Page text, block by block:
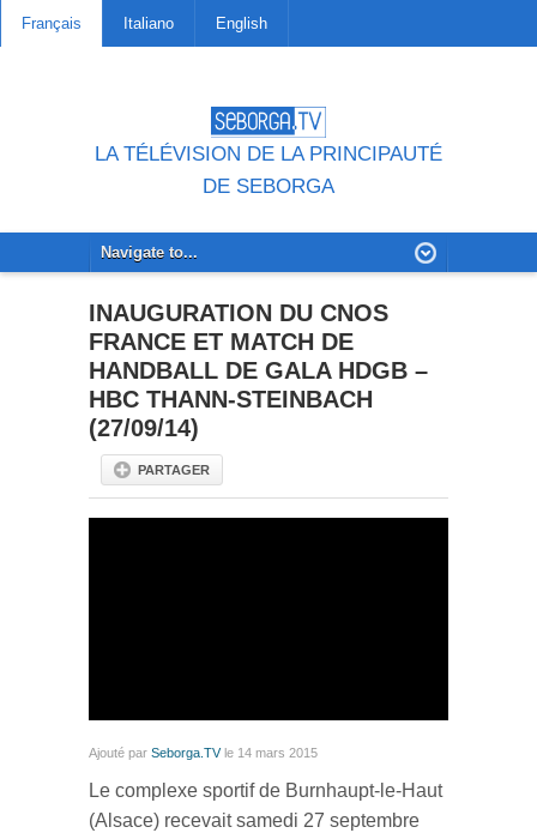
Français Italiano English
LA TÉLÉVISION DE LA PRINCIPAUTÉ
DE SEBORGA
INAUGURATION DU CNOS
FRANCE ET MATCH DE
HANDBALL DE GALA HDGB –
HBC THANN-STEINBACH
(27/09/14)
PARTAGER
Ajouté par Seborga.TV le 14 mars 2015
Le complexe sportif de Burnhaupt-le-Haut
(Alsace) recevait samedi 27 septembre